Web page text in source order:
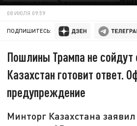
08 ИЮЛЯ 09:59
ПОДПИШИТЕСЬ:
Пошлины Трампа не сойдут
Казахстан готовит ответ.
предупреждение
Минторг Казахстана заявил